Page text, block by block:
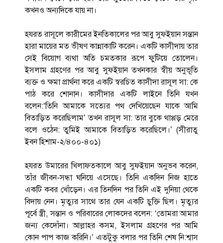
কখনও অন্যদিকে যায় না।
হযরত রাসূলে কারীমের ইনতিকালের পর আবু সুফইয়ান সন্তান
হারা মায়ের মত ভীষণ কান্নাকাটি করেন। একটি কাসীদায় তার
সেই বিয়োগ ব্যথা অতি চমতকার রূপে ফুটিয়ে তোলেন।
ইসলাম গ্রহণের পর আবু সুফইয়ান তখনকার স্বীয় অনুভূতি
ব্যক্ত ও ক্ষমা প্রার্থনা করে একটি স্বরচিত কাসীদা রাসূল সা: কে
পাঠ করে শোনান। কাসীদার একটি লাইনে তিনি যখন
বলেন:‘তিনি আমাকে সত্যের পথ দেখিয়েছেন যাকে আমি
বিতাড়িত করেছিলাম’ তখন রাসূল সা: তার বুকে থাপ্পড় মেরে
বলে ওঠেন: তুমিই আমাকে বিতাড়িত করেছিলে।’ (সীরাতু
ইবন হিশাম-২/৪০০-৪০১)
হযরত উমারের খিলাফতকালে আবু সুফইয়ান অনুভব করেন,
তাঁর জীবন-সন্ধা ঘনিয়ে এসেছে। তিনি একদিন নিজ হাতে
একটি কবর খোঁড়েন। এর তিনদিন পর তিনি এই দুনিয়া থেকে
বিদায় নেন। মৃত্যুর সাথে তার যেন একটি চুক্তি ছিল। মৃত্যুর
পূর্বে স্ত্রী, সন্তান ও পরিবারের লোকদের বলেন: ‘তোমরা আমার
জন্য কেদোঁনা। আল্লাহর কসম, ইসলাম গ্রহণের পর আমি
কোন পাপ কাজ করিনি।’ এতটুকু বলার পর তিনি শেষ নি:শ্বাস